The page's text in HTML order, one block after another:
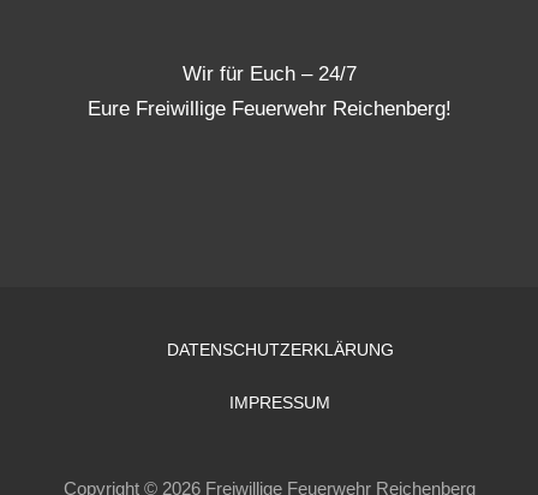
Wir für Euch – 24/7
Eure Freiwillige Feuerwehr Reichenberg!
DATENSCHUTZERKLÄRUNG
IMPRESSUM
Copyright © 2026 Freiwillige Feuerwehr Reichenberg